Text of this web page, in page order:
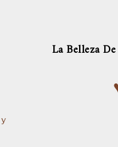
La Belleza